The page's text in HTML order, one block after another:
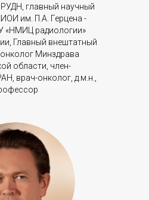
главный научный
им. П.А. Герцена -
«НМИЦ радиологии»
Главный внештатный
Минздрава
области, член-
врач-онколог, д.м.н.,